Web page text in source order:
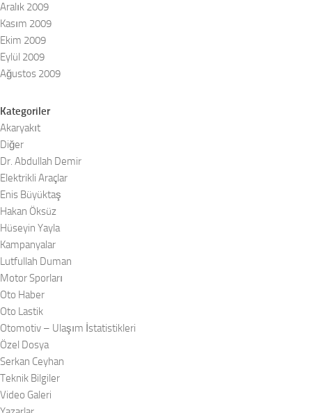
Aralık 2009
Kasım 2009
Ekim 2009
Eylül 2009
Ağustos 2009
Kategoriler
Akaryakıt
Diğer
Dr. Abdullah Demir
Elektrikli Araçlar
Enis Büyüktaş
Hakan Öksüz
Hüseyin Yayla
Kampanyalar
Lutfullah Duman
Motor Sporları
Oto Haber
Oto Lastik
Otomotiv – Ulaşım İstatistikleri
Özel Dosya
Serkan Ceyhan
Teknik Bilgiler
Video Galeri